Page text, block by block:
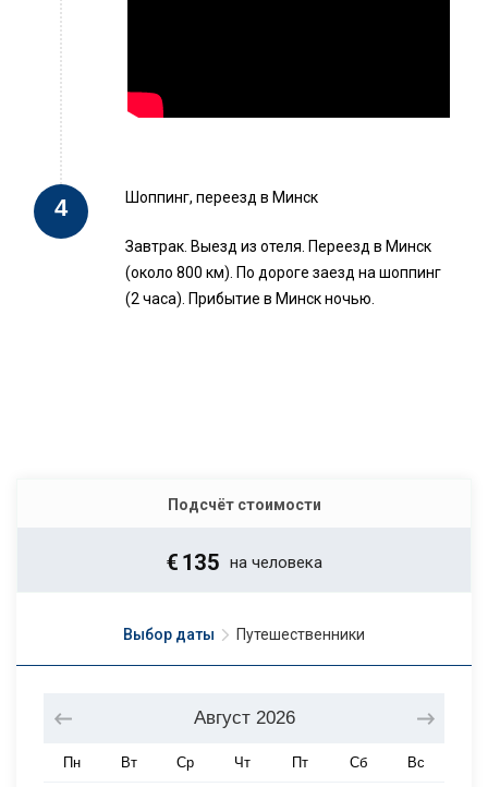
Шоппинг, переезд в Минск
Завтрак. Выезд из отеля. Переезд в Минск
(около 800 км). По дороге заезд на шоппинг
(2 часа). Прибытие в Минск ночью.
Подсчёт стоимости
€ 135 на человека
Выбор даты Путешественники
Август 2026
Пн Вт Ср Чт Пт Сб Вс